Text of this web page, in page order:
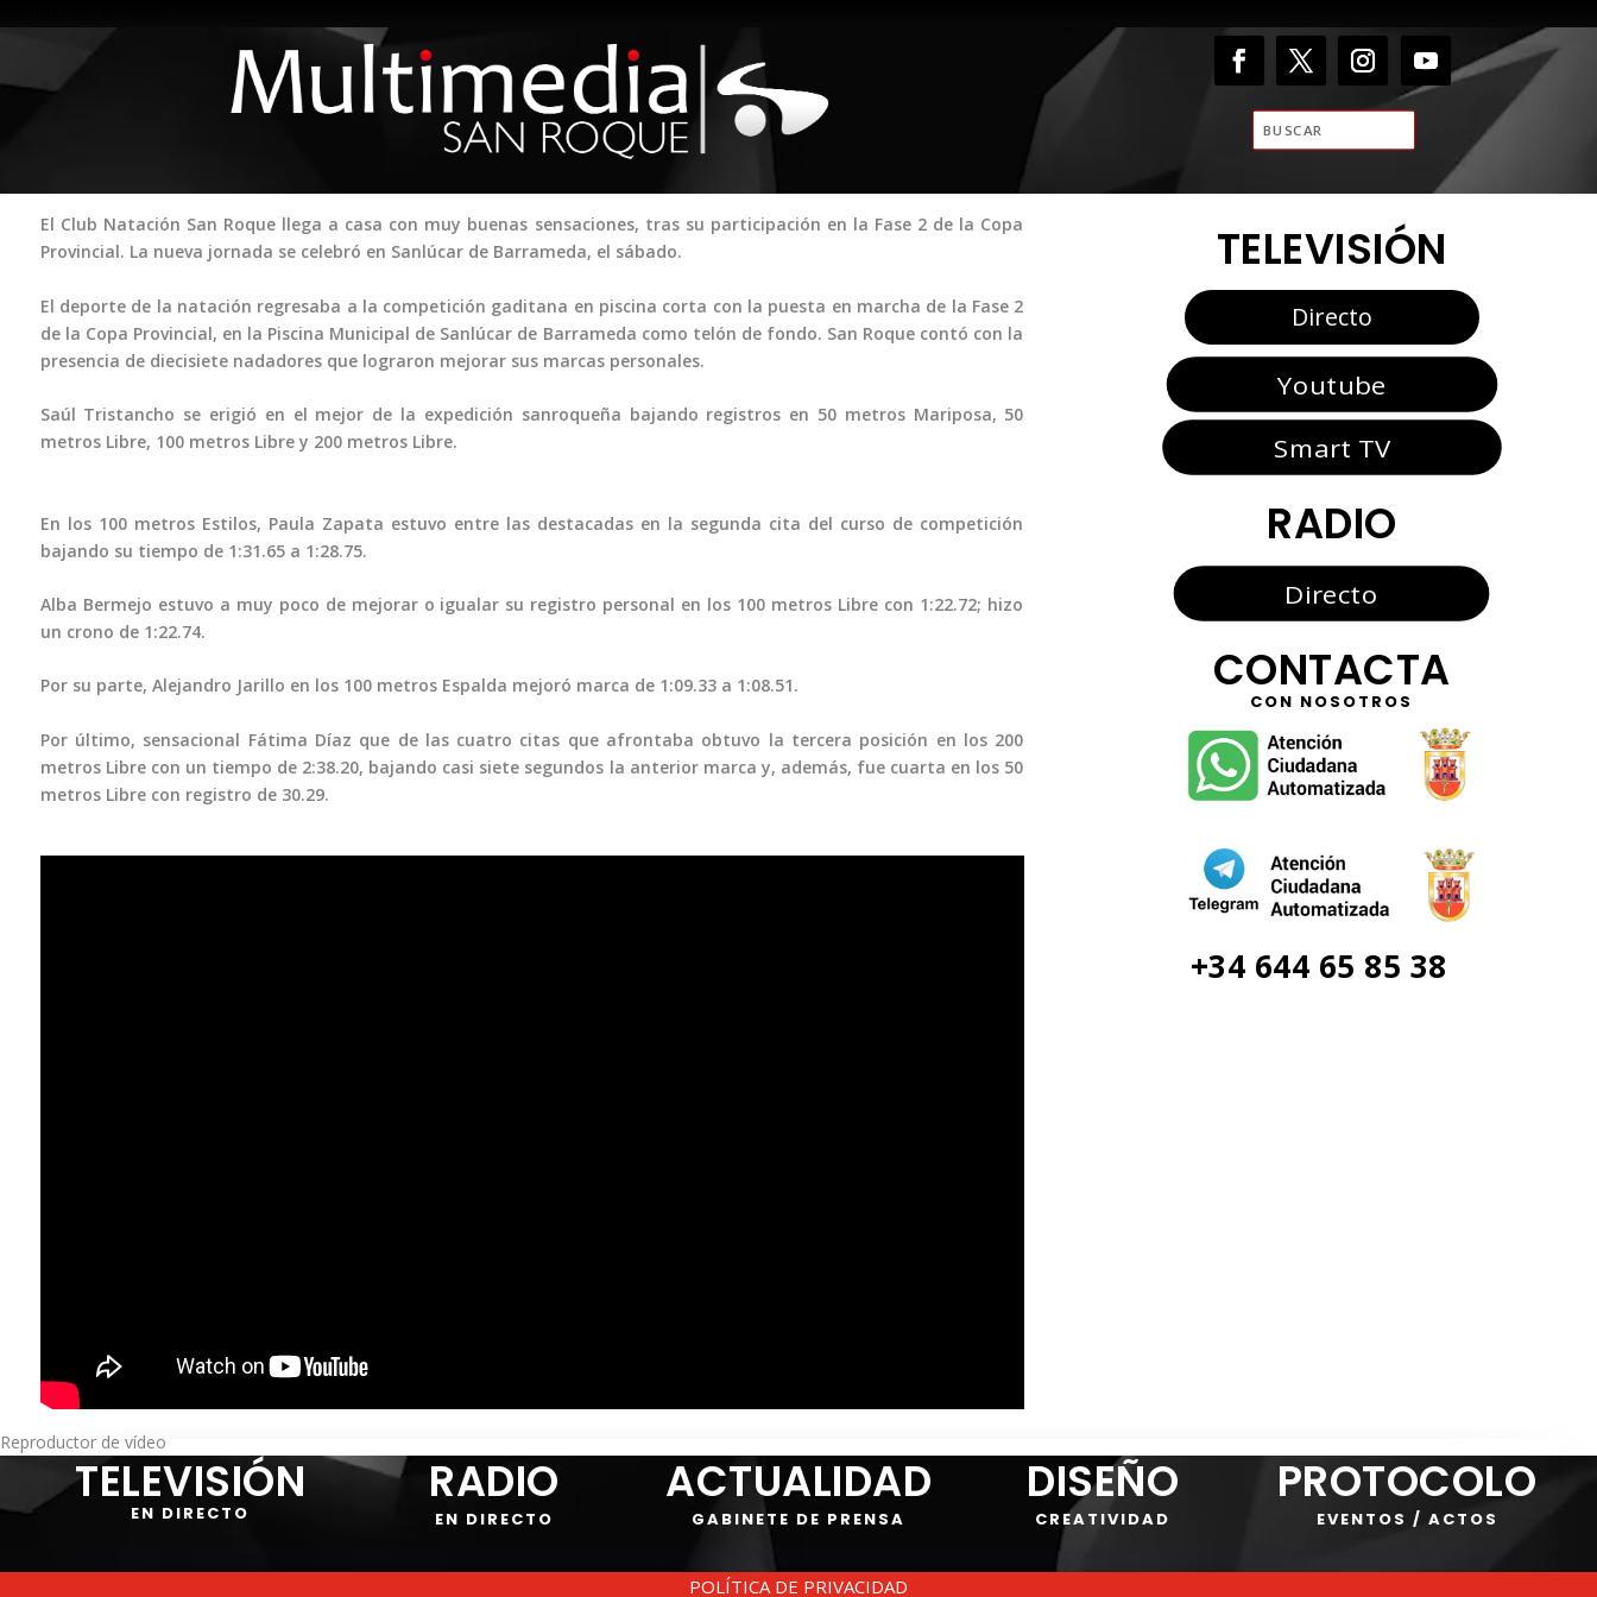
Utiliza las teclas de flecha arriba/abajo para aumentar o disminuir el volumen.
El Club Natación San Roque llega a casa con muy buenas sensaciones, tras su participación en la Fase 2 de la Copa
Provincial. La nueva jornada se celebró en Sanlúcar de Barrameda, el sábado.
El deporte de la natación regresaba a la competición gaditana en piscina corta con la puesta en marcha de la Fase 2
de la Copa Provincial, en la Piscina Municipal de Sanlúcar de Barrameda como telón de fondo. San Roque contó con la
presencia de diecisiete nadadores que lograron mejorar sus marcas personales.
Saúl Tristancho se erigió en el mejor de la expedición sanroqueña bajando registros en 50 metros Mariposa, 50
metros Libre, 100 metros Libre y 200 metros Libre.
En los 100 metros Estilos, Paula Zapata estuvo entre las destacadas en la segunda cita del curso de competición
bajando su tiempo de 1:31.65 a 1:28.75.
Alba Bermejo estuvo a muy poco de mejorar o igualar su registro personal en los 100 metros Libre con 1:22.72; hizo
un crono de 1:22.74.
Por su parte, Alejandro Jarillo en los 100 metros Espalda mejoró marca de 1:09.33 a 1:08.51.
Por último, sensacional Fátima Díaz que de las cuatro citas que afrontaba obtuvo la tercera posición en los 200
metros Libre con un tiempo de 2:38.20, bajando casi siete segundos la anterior marca y, además, fue cuarta en los 50
metros Libre con registro de 30.29.
TELEVISIÓN
Directo
Youtube
Smart TV
RADIO
Directo
CONTACTA
CON NOSOTROS
+34 644 65 85 38
Reproductor de vídeo
TELEVISIÓN
EN DIRECTO
RADIO
EN DIRECTO
ACTUALIDAD
GABINETE DE PRENSA
DISEÑO
CREATIVIDAD
PROTOCOLO
EVENTOS / ACTOS
POLÍTICA DE PRIVACIDAD